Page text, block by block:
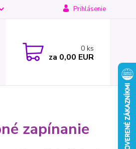
Prihlásenie
0 ks
za 0,00 EUR
zapínanie